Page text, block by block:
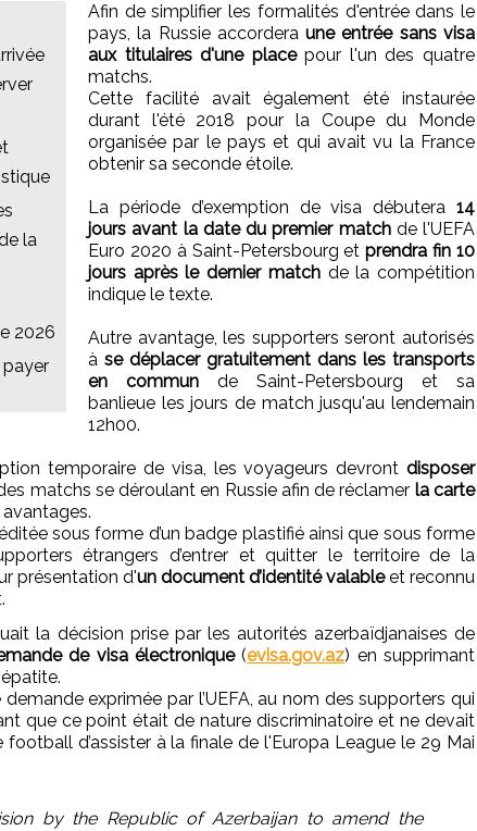
la
2026
Afin de simplifier les formalités d'entrée dans le
pays, la Russie accorderaune entrée sans visa
aux titulaires d'une placepour l'un des quatre
matchs.
Cette facilité avait également été instaurée
durant l'été 2018 pour la Coupe du Monde
organisée par le pays et qui avait vu la France
obtenir sa seconde étoile.
La période d’exemption de visa débutera 14
jours avant la date du premier matchde l'UEFA
Euro 2020 à Saint-Petersbourg etprendra fin 10
jours après le dernier matchde la compétition
indique le texte.
Autre avantage, les supporters seront autorisés
à se déplacer gratuitement dans les transports
en commun de Saint-Petersbourg et sa
banlieue les jours de match jusqu'au lendemain
12h00.
temporaire de visa, les voyageurs devront disposer
matchs se déroulant en Russie afin de réclamer la carte
sous forme d’un badge plastifié ainsi que sous forme
étrangers d’entrer et quitter le territoire de la
présentation d'un document d’identité valableet reconnu
la décision prise par les autorités azerbaïdjanaises de
de visa électronique(evisa.gov.az) en supprimant
exprimée par l’UEFA, au nom des supporters qui
que ce point était de nature discriminatoire et ne devait
d’assister à la finale de l'Europa League le 29 Mai
by the Republic of Azerbaijan to amend the